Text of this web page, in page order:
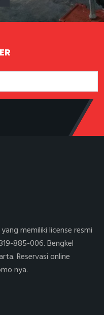
memiliki license resmi
885-006. Bengkel
Reservasi online
nya.